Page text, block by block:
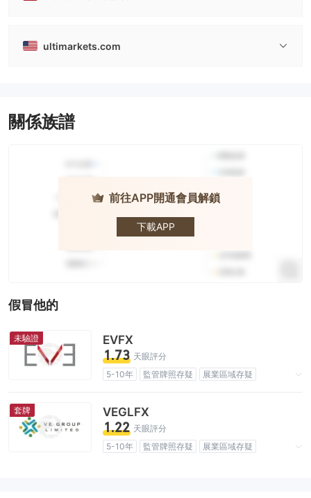
ultimarkets.com
關係族譜
前往APP開通會員解鎖
下載APP
假冒他的
未驗證 EVFX
1.73 天眼評分
5-10年
監管牌照存疑
展業區域存疑
套牌
VEGLFX
1.22 天眼評分
5-10年
監管牌照存疑
展業區域存疑